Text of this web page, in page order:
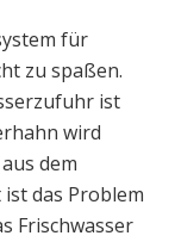
für
zu spaßen.
ist
wird
dem
das Problem
Frischwasser